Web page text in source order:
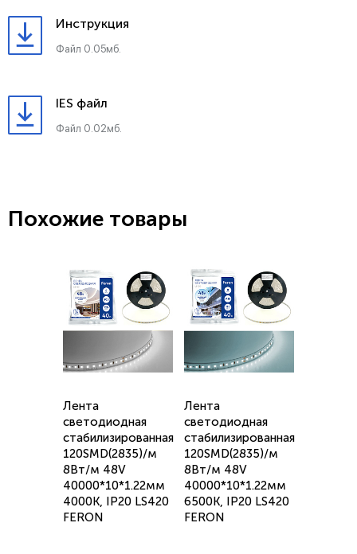
Инструкция
Файл 0.05мб.
IES файл
Файл 0.02мб.
Похожие товары
Лента
светодиодная
стабилизированная
120SMD(2835)/м
8Вт/м 48V
40000*10*1.22мм
4000К, IP20 LS420
FERON
Лента
светодиодная
стабилизированная
120SMD(2835)/м
8Вт/м 48V
40000*10*1.22мм
6500К, IP20 LS420
FERON